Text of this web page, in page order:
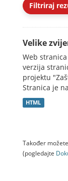
Filtriraj
Velike
Web
verzija
projektu
Stranica je
HTML
Također
(pogledajte